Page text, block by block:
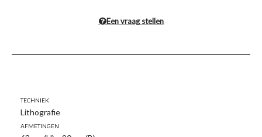
Een vraag stellen
Techniek
Lithografie
Afmetingen